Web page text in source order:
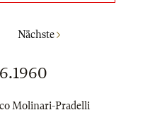
Nächste
Molinari-Pradelli